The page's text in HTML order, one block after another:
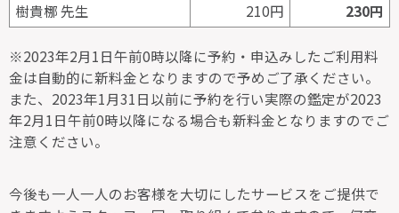
樹貴梛 先生
210円 230円
※2023年2月1日午前0時以降に予約・申込みしたご利用料
金は自動的に新料金となりますので予めご了承ください。
また、2023年1月31日以前に予約を行い実際の鑑定が2023
年2月1日午前0時以降になる場合も新料金となりますのでご
注意ください。
今後も一人一人のお客様を大切にしたサービスをご提供で